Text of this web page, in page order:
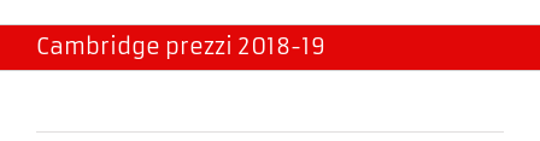
Cambridge prezzi 2018-19